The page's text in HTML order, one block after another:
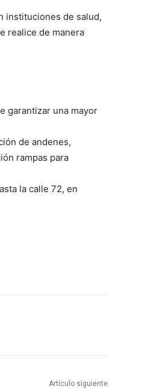
instituciones de salud,
realice de manera
garantizar una mayor
de andenes,
rampas para
la calle 72, en
Artículo siguiente